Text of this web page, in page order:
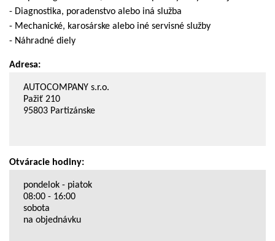
- Diagnostika, poradenstvo alebo iná služba
- Mechanické, karosárske alebo iné servisné služby
- Náhradné diely
Adresa:
AUTOCOMPANY s.r.o.
Pažiť 210
95803 Partizánske
Otváracie hodiny:
pondelok - piatok
08:00 - 16:00
sobota
na objednávku